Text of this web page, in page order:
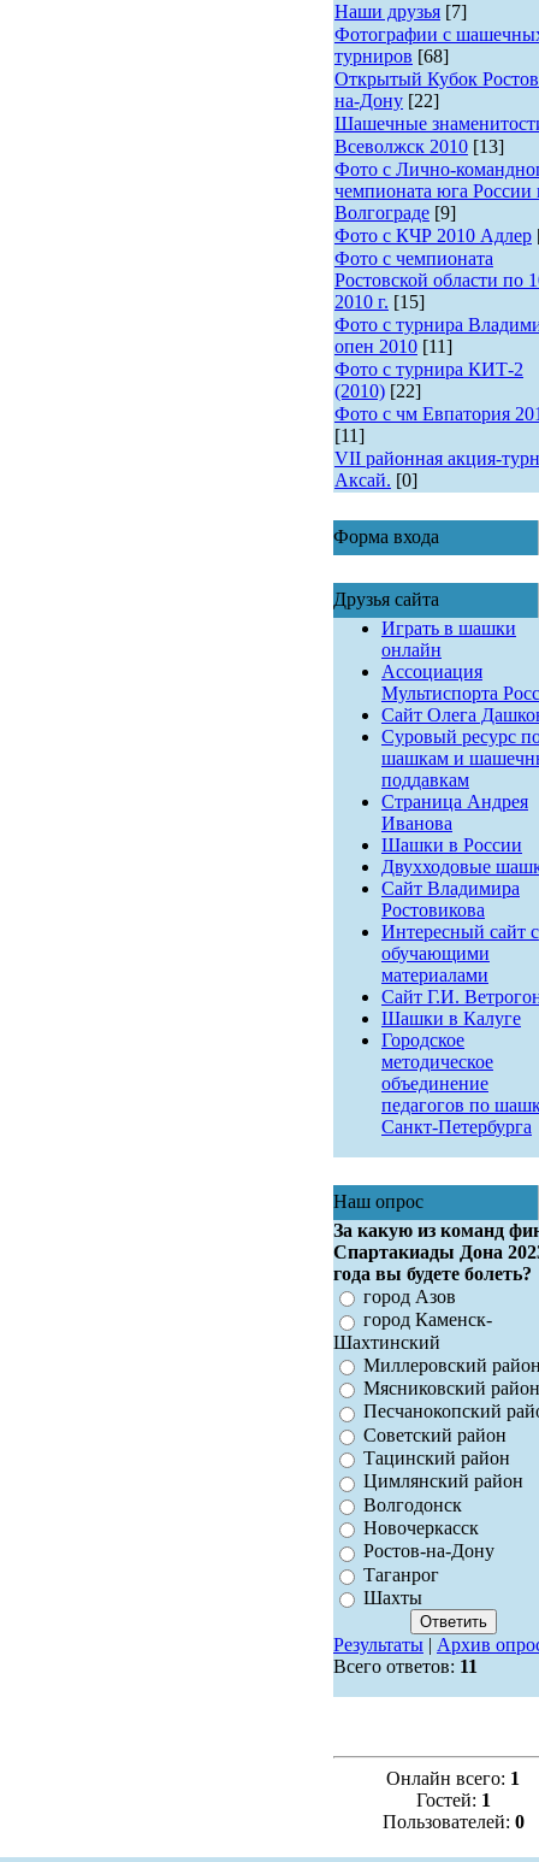
Наши друзья [7]
Фотографии с
турниров [68]
Открытый Кубок
на-Дону [22]
Шашечные
Всеволжск 2010 [13]
Фото с Лично-
чемпионата юга России
Волгограде [9]
Фото с КЧР 2010 Адлер
Фото с чемпионата
Ростовской области по
2010 г. [15]
Фото с турнира
опен 2010 [11]
Фото с турнира КИТ-2
(2010) [22]
Фото с чм Евпатория
[11]
VII районная акция-
Аксай. [0]
Форма входа
Друзья сайта
Играть в шашки
онлайн
Ассоциация
Мультиспорта
Сайт Олега
Суровый ресурс
шашкам и
поддавкам
Страница Андрея
Иванова
Шашки в России
Двухходовые
Сайт Владимира
Ростовикова
Интересный сайт с
обучающими
материалами
Сайт Г.И.
Шашки в Калуге
Городское
методическое
объединение
педагогов по
Санкт-Петербурга
Наш опрос
За какую из команд
Спартакиады Дона
года вы будете болеть?
город Азов
город Каменск-
Шахтинский
Миллеровский район
Мясниковский район
Песчанокопский
Советский район
Тацинский район
Цимлянский район
Волгодонск
Новочеркасск
Ростов-на-Дону
Таганрог
Шахты
Результаты| Архив
Всего ответов: 11
Онлайн всего: 1
Гостей: 1
Пользователей: 0